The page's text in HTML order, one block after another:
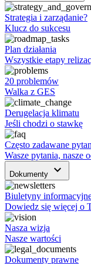
Strategia i zarządanie?
Klucz do sukcesu
Plan działania
Wszystkie etapy
20 problemów
Walka z GES
Derugelacja klimatu
Jeśli chodzi o stawkę
Często zadawane
Wasze pytania, nasze
Dokumenty keyboard_arrow_down
Biuletyny
Dowiedz się więcej o
Nasza wizja
Nasze wartości
Dokumenty prawne